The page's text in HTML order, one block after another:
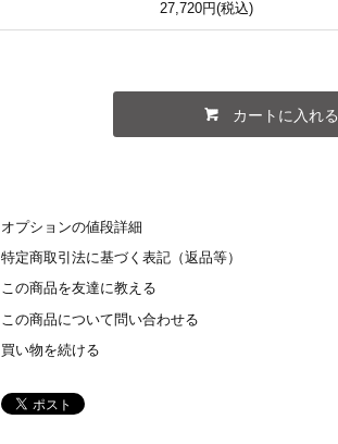
27,720円(税込)
カートに入れる
オプションの値段詳細
特定商取引法に基づく表記（返品等）
この商品を友達に教える
この商品について問い合わせる
買い物を続ける